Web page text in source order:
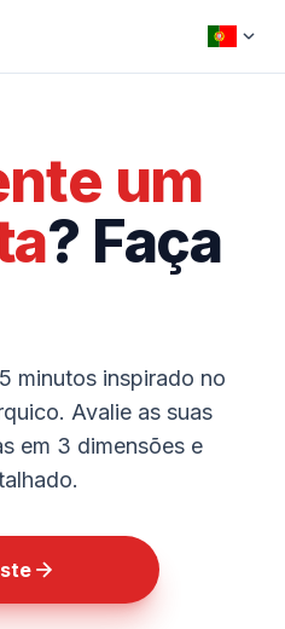
um
? Faça
minutos inspirado no
Avalie as suas
em 3 dimensões e